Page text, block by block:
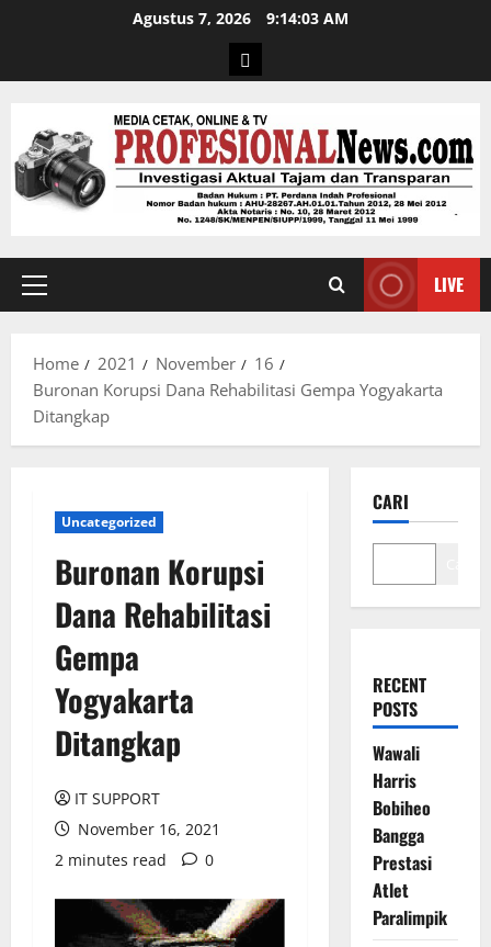
Agustus 7, 2026 9:14:04 AM
LIVE
Home 2021 November
16
Buronan Korupsi Dana Rehabilitasi Gempa Yogyakarta
Ditangkap
Uncategorized
Buronan Korupsi
Dana Rehabilitasi
Gempa
Yogyakarta
Ditangkap
IT SUPPORT
November 16, 2021
2 minutes read
0
CARI
RECENT
POSTS
Wawali
Harris
Bobiheo
Bangga
Prestasi
Atlet
Paralimpik